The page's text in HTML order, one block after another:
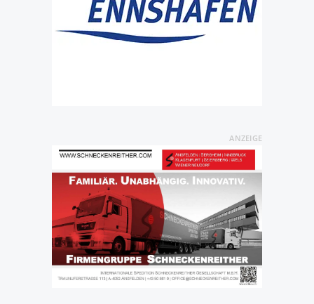
ANZEIGE